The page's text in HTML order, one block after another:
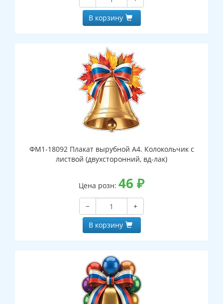
В корзину
ФМ1-18092 Плакат вырубной А4. Колокольчик с
листвой (двухсторонний, вд-лак)
Цена розн: 46 ₽
−
+
В корзину